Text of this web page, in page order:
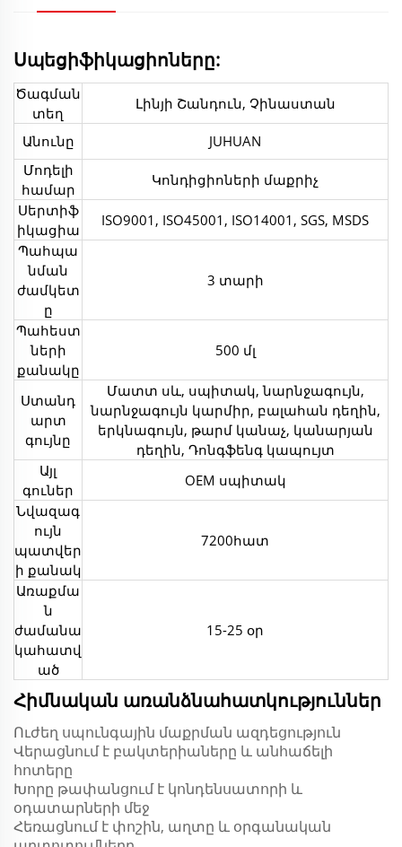
Սպեցիֆիկացիոները:
Ծագման
տեղ
Լինյի Շանդուն, Չինաստան
Անունը
JUHUAN
Մոդելի
համար
Կոնդիցիոների մաքրիչ
Սերտիֆ
իկացիա
ISO9001, ISO45001, ISO14001, SGS, MSDS
Պահպա
նման
ժամկետ
ը
3 տարի
Պահեստ
ների
քանակը
500 մլ
Ստանդ
արտ
գույնը
Մատտ սև, սպիտակ, նարնջագույն,
նարնջագույն կարմիր, բալահան դեղին,
երկնագույն, թարմ կանաչ, կանարյան
դեղին, Դոնգֆենգ կապույտ
Այլ
գուներ
OEM սպիտակ
Նվազագ
ույն
պատվեր
ի քանակ
7200հատ
Առաքմա
ն
ժամանա
կահատվ
ած
15-25 օր
Հիմնական առանձնահատկություններ
Ուժեղ սպունգային մաքրման ազդեցություն
Վերացնում է բակտերիաները և անհաճելի
հոտերը
Խորը թափանցում է կոնդենսատորի և
օդատարների մեջ
Հեռացնում է փոշին, աղտը և օրգանական